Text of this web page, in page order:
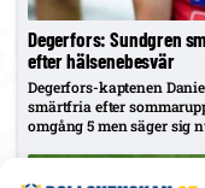
Degerfors: Sundgren
efter hälsenebesvär
Degerfors-kaptenen
smärtfria efter
omgång 5 men säger sig